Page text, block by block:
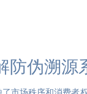
防伪溯源